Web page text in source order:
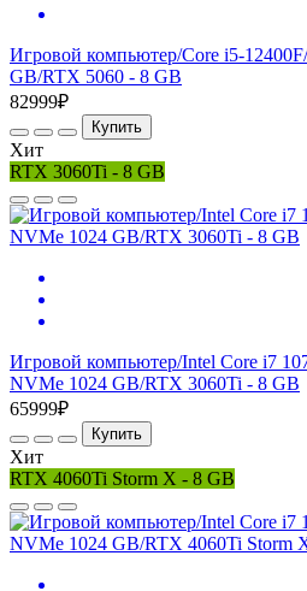
Игровой компьютер/Core i5-
GB/RTX 5060 - 8 GB
82999₽
Купить
Хит
RTX 3060Ti - 8 GB
Игровой компьютер/Intel Core i7
NVMe 1024 GB/RTX 3060Ti - 8 GB
65999₽
Купить
Хит
RTX 4060Ti Storm X - 8 GB